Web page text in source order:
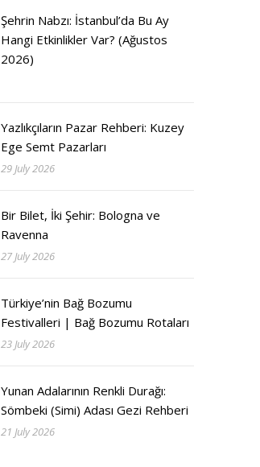
Şehrin Nabzı: İstanbul’da Bu Ay
Hangi Etkinlikler Var? (Ağustos
2026)
Yazlıkçıların Pazar Rehberi: Kuzey
Ege Semt Pazarları
29 July 2026
Bir Bilet, İki Şehir: Bologna ve
Ravenna
27 July 2026
Türkiye’nin Bağ Bozumu
Festivalleri | Bağ Bozumu Rotaları
23 July 2026
Yunan Adalarının Renkli Durağı:
Sömbeki (Simi) Adası Gezi Rehberi
21 July 2026